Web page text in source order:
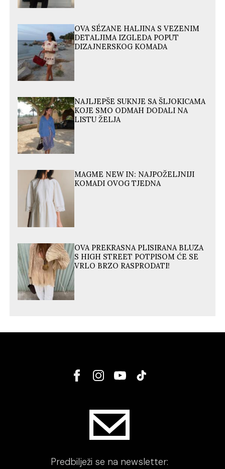
OVA SÉZANE HALJINA S VEZENIM
DETALJIMA IZGLEDA POPUT
DIZAJNERSKOG KOMADA
NAJLJEPŠE SUKNJE SA ŠLJOKICAMA
KOJE SMO ODMAH DODALI NA
LISTU ŽELJA
MAGME NEW IN: NAJPOŽELJNIJI
KOMADI OVOG TJEDNA
OVA PREKRASNA PLISIRANA BLUZA
S HIGH STREET POTPISOM ĆE SE
VRLO BRZO RASPRODATI!
Predbilježi se na newsletter: